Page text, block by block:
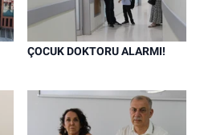
ÇOCUK DOKTORU ALARMI!